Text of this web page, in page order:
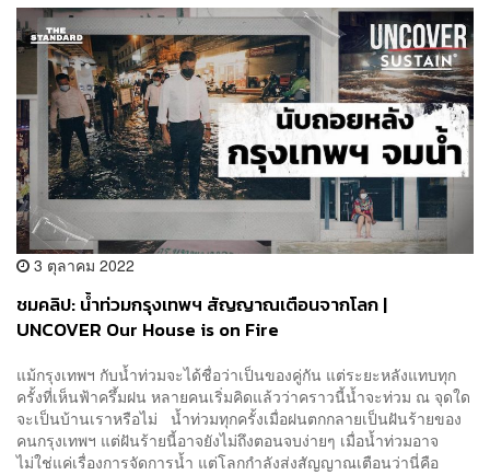
3 ตุลาคม 2022
ชมคลิป: น้ำท่วมกรุงเทพฯ สัญญาณเตือนจากโลก |
UNCOVER Our House is on Fire
แม้กรุงเทพฯ กับน้ำท่วมจะได้ชื่อว่าเป็นของคู่กัน แต่ระยะหลังแทบทุก
ครั้งที่เห็นฟ้าครึ้มฝน หลายคนเริ่มคิดแล้วว่าคราวนี้น้ำจะท่วม ณ จุดใด
จะเป็นบ้านเราหรือไม่ น้ำท่วมทุกครั้งเมื่อฝนตกกลายเป็นฝันร้ายของ
คนกรุงเทพฯ แต่ฝันร้ายนี้อาจยังไม่ถึงตอนจบง่ายๆ เมื่อน้ำท่วมอาจ
ไม่ใช่แค่เรื่องการจัดการน้ำ แต่โลกกำลังส่งสัญญาณเตือนว่านี่คือ